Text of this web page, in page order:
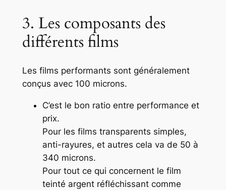
3. Les composants des
différents films
Les films performants sont généralement
conçus avec 100 microns.
C’est le bon ratio entre performance et
prix.
Pour les films transparents simples,
anti-rayures, et autres cela va de 50 à
340 microns.
Pour tout ce qui concernent le film
teinté argent réfléchissant comme